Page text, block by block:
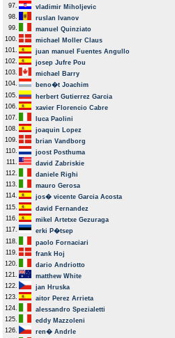
97.
vladimir Miholjevic
98.
ruslan Ivanov
99.
manuel Quinziato
100.
michael Moller Claus
101.
juan manuel Fuentes Angullo
102.
josep Jufre Pou
103.
michael Barry
104.
beno�t Joachim
105.
herbert Gutierrez Garcia
106.
xavier Florencio Cabre
107.
luca Paolini
108.
joaquin Lopez
109.
brian Vandborg
110.
joost Posthuma
111.
david Zabriskie
112.
daniele Righi
113.
mauro Gerosa
114.
jos� vicente Garcia Acosta
115.
david Fernandez
116.
mikel Artetxe Gezuraga
117.
erki P�tsep
118.
paolo Fornaciari
119.
frank Hoj
120.
dario Andriotto
121.
matthew White
122.
jan Hruska
123.
aitor Perez Arrieta
124.
alessandro Spezialetti
125.
eddy Mazzoleni
126.
ren� Andrle